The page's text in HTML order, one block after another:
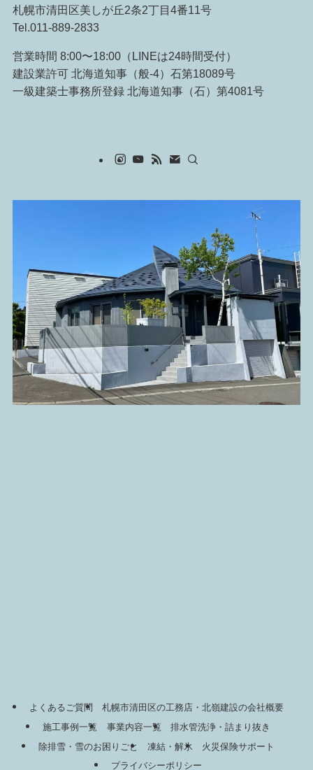
札幌市清田区美しが丘2条2丁目4番11号
Tel.011-889-2833
営業時間 8:00〜18:00（LINEは24時間受付）
建設業許可 北海道知事（般-4）石第18089号
一級建築士事務所登録 北海道知事（石）第4081号
よくあるご質問
札幌市清田区の工務店・北嶺建設の会社概要
施工事例一覧
事業内容一覧
排水管洗浄・詰まり抜き
除排雪・雪のお困りごと
凍結・解氷
火災保険サポート
プライバシーポリシー